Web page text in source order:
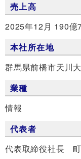
売上高
2025年12月 190億
本社所在地
群馬県前橋市天川
業種
情報
代表者
代表取締役社長